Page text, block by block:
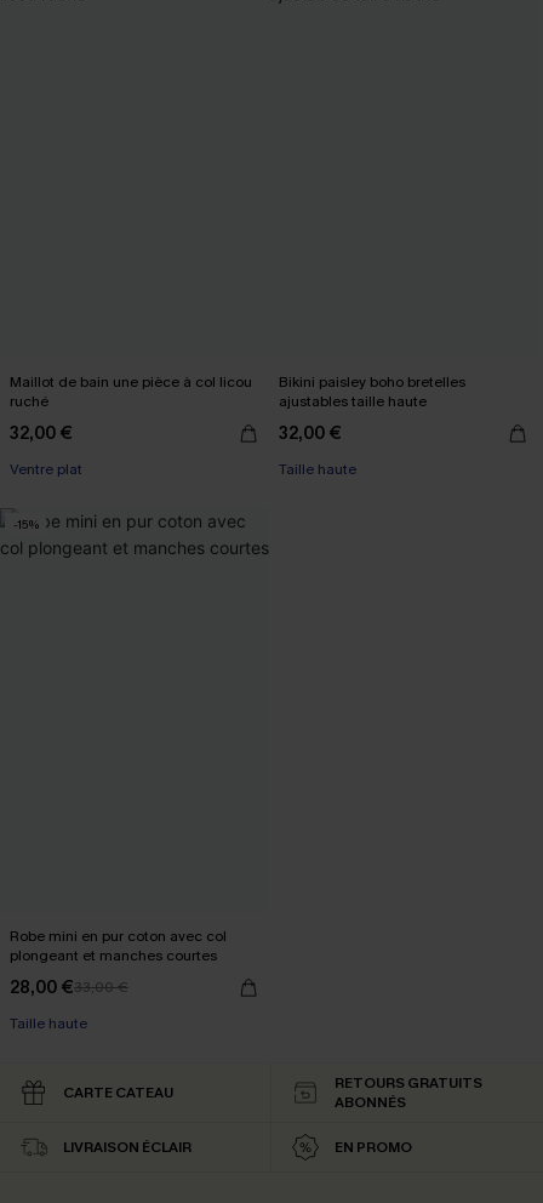
Maillot de bain une pièce à col licou
ruché
32,00 €
Ventre plat
Bikini paisley boho bretelles
ajustables taille haute
32,00 €
Taille haute
-15%
Robe mini en pur coton avec col
plongeant et manches courtes
28,00 €33,00 €
Taille haute
CARTE CATEAU
RETOURS GRATUITS
ABONNÉS
LIVRAISON ÉCLAIR EN PROMO